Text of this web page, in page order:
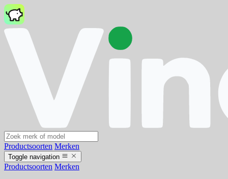
Productsoorten Merken
Toggle navigation
Productsoorten Merken